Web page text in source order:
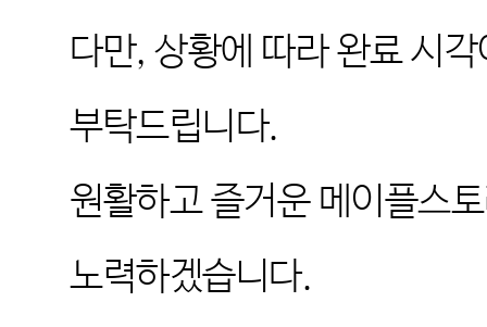
다만,상황에 따라 완료 시
부탁드립니다.
원활하고 즐거운 메이플스
노력하겠습니다.